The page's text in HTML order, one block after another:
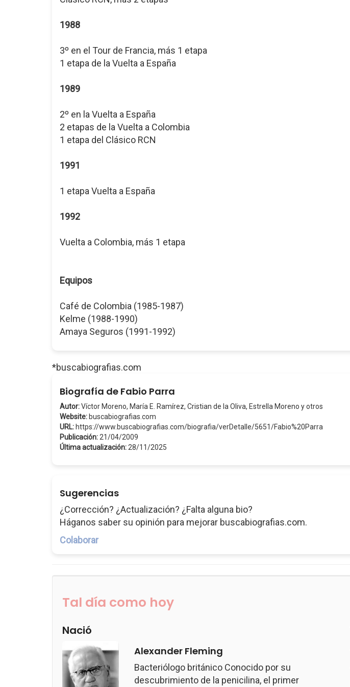
1988
3º en el Tour de Francia, más 1 etapa
1 etapa de la Vuelta a España
1989
2º en la Vuelta a España
2 etapas de la Vuelta a Colombia
1 etapa del Clásico RCN
1991
1 etapa Vuelta a España
1992
Vuelta a Colombia, más 1 etapa
Equipos
Café de Colombia (1985-1987)
Kelme (1988-1990)
Amaya Seguros (1991-1992)
*buscabiografias.com
Biografía de Fabio Parra
Autor:Víctor Moreno, María E. Ramírez, Cristian de la Oliva, Estrella Moreno y otros
Website: buscabiografias.com
URL: https://www.buscabiografias.com/biografia/verDetalle/5651/Fabio%20Parra
Publicación: 21/04/2009
Última actualización: 28/11/2025
Sugerencias
¿Corrección? ¿Actualización? ¿Falta alguna bio?
Háganos saber su opinión para mejorar buscabiografias.com.
Colaborar
Tal día como hoy
Nació
Alexander Fleming
Bacteriólogo británico Conocido por su
descubrimiento de la penicilina, el primer